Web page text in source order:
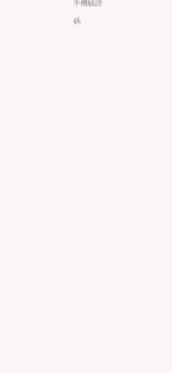
手機驗證
碼